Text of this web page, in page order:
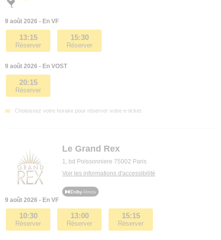
9 août 2026 - En VF
13:15
Réserver
15:30
Réserver
9 août 2026 - En VOST
20:15
Réserver
Choisissez votre horaire pour réserver votre e-ticket.
Le Grand Rex
1, bd Poissonniere 75002 Paris
Voir les informations d'accessibilité
9 août 2026 - En VF
10:30
Réserver
13:00
Réserver
15:15
Réserver